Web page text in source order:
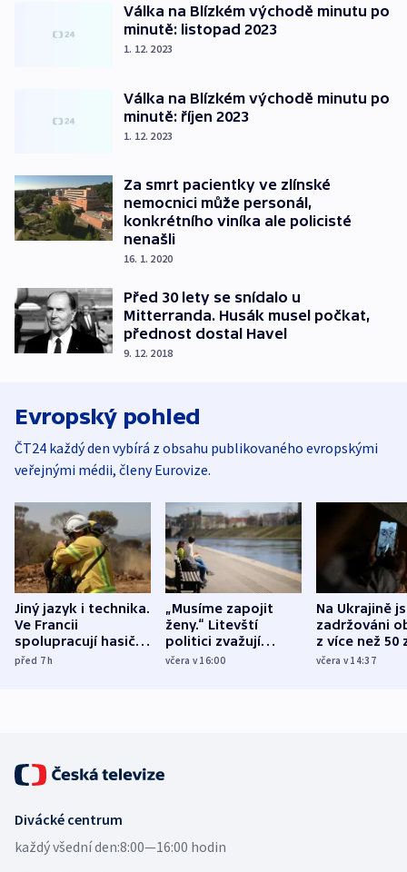
Válka na Blízkém východě minutu po
minutě: listopad 2023
1. 12. 2023
Válka na Blízkém východě minutu po
minutě: říjen 2023
1. 12. 2023
Za smrt pacientky ve zlínské
nemocnici může personál,
konkrétního viníka ale policisté
nenašli
16. 1. 2020
Před 30 lety se snídalo u
Mitterranda. Husák musel počkat,
přednost dostal Havel
9. 12. 2018
Evropský pohled
ČT24 každý den vybírá z obsahu publikovaného evropskými
veřejnými médii, členy Eurovize.
Jiný jazyk i technika.
Ve Francii
spolupracují hasiči z
různých zemí
před 7h
„Musíme zapojit
ženy.“ Litevští
politici zvažují
dohodu o
včera v 16:00
Na Ukrajině
zadržováni
z více než 50
Bojovali na
včera v 14:37
Divácké centrum
každý všední den:8:00—16:00 hodin